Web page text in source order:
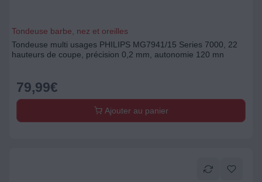
Tondeuse barbe, nez et oreilles
Tondeuse multi usages PHILIPS MG7941/15 Series 7000, 22
hauteurs de coupe, précision 0,2 mm, autonomie 120 mn
79,99€
Ajouter au panier